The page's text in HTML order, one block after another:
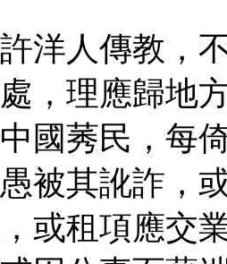
洋人傳教，
，理應歸地
國莠民，每
被其訛詐，
或租項應交